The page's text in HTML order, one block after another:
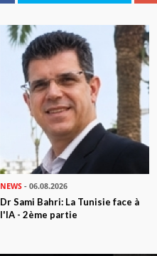
NEWS - 06.08.2026
Dr Sami Bahri: La Tunisie face à
l'IA - 2ème partie